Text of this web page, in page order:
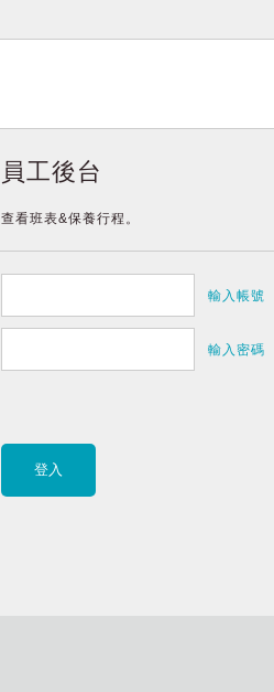
員工後台
查看班表&保養行程。
輸入帳號
輸入密碼